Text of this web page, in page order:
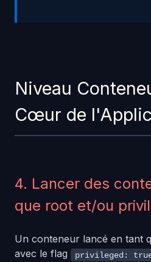
Niveau
Cœur de
4. Lancer des
que root et/ou
Un conteneur lancé en tant
avec le flag
privileged: